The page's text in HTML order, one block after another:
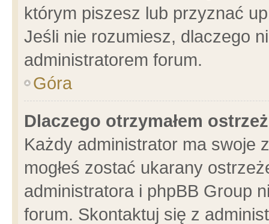
którym piszesz lub przyznać
Jeśli nie rozumiesz, dlaczego
administratorem forum.
Góra
Dlaczego otrzymałem
Każdy administrator ma swoje
mogłeś zostać ukarany
administratora i phpBB Group
forum. Skontaktuj się z